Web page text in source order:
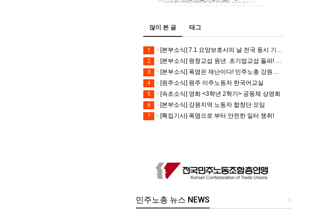
많이 본 글 태그
1 [본부소식] 7.1 요양보호사의 날 전국 동시 기자회견
2 [본부소식] 원청교섭 원년. 초기업교섭 돌파! 모든 노동자의 노동기본권 쟁취! 민주노총 7.15 총파업대회
3 [본부소식] 폭염은 재난이다! 민주노총 강원지역본부 폭염감시단 선포 기자회견
4 [원주소식] 원주 이주노동자 한국어교실
5 [속초소식] 영화 <3학년 2학기> 공동체 상영회
6 [본부소식] 강원지역 노동자 합창단 모임
7 [특집기사] 폭염으로 부터 안전한 일터 쟁취!
+
민주노총 뉴스 NEWS